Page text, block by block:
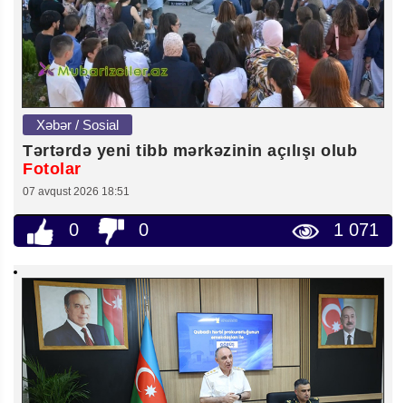
Xəbər / Sosial
Tərtərdə yeni tibb mərkəzinin açılışı olub
Fotolar
07 avqust 2026 18:51
0 0 1 071